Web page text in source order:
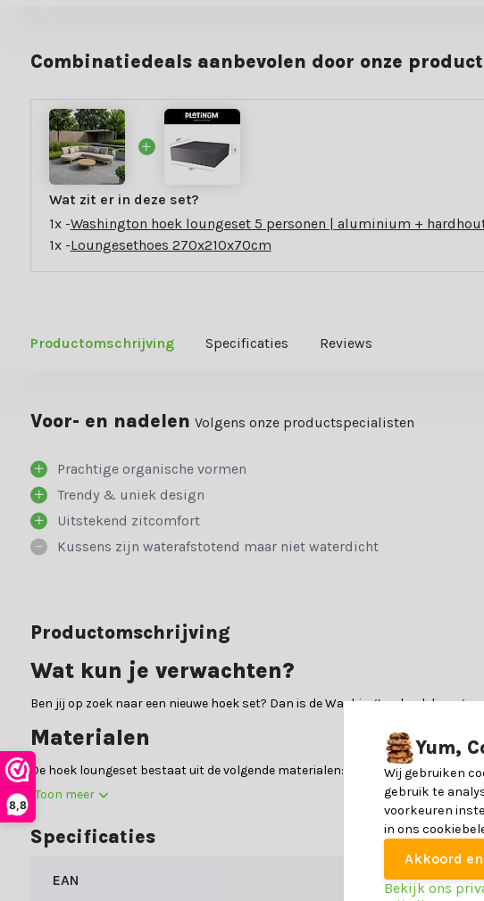
8,8
Combinatiedeals aanbevolen door onze
Wat zit er in deze set?
1x -Washington hoek loungeset 5 personen | aluminium +
1x -Loungesethoes 270x210x70cm
Productomschrijving Specificaties Reviews
Voor- en nadelen Volgens onze productspecialisten
Prachtige organische vormen
Trendy & uniek design
Uitstekend zitcomfort
Kussens zijn waterafstotend maar niet waterdicht
Productomschrijving
Wat kun je verwachten?
Ben jij op zoek naar een nieuwe hoek set? Dan is de Washington hoek
Materialen
De hoek loungeset bestaat uit de volgende materialen:
De zitting is gemaakt van:
Het onderstel/frame van de set is gemaakt van:
Aluminium
Je wilt natuurlijk zo lang mogelijk genieten van jouw loungeset, daarom
die je nodig hebt over het onderhoud van onze materialen.
Toon meer
Specificaties
EAN
Yum,
Wij gebruiken
gebruik te
voorkeuren
in ons
Akkoord
Bekijk ons